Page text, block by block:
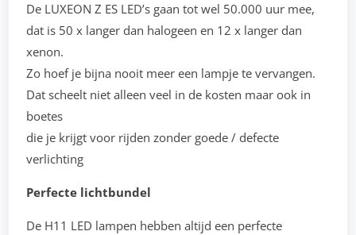
De LUXEON Z ES LED’s gaan tot wel 50.000 uur mee,
dat is 50 x langer dan halogeen en 12 x langer dan
xenon.
Zo hoef je bijna nooit meer een lampje te vervangen.
Dat scheelt niet alleen veel in de kosten maar ook in
boetes
die je krijgt voor rijden zonder goede / defecte
verlichting
Perfecte lichtbundel
De H11 LED lampen hebben altijd een perfecte